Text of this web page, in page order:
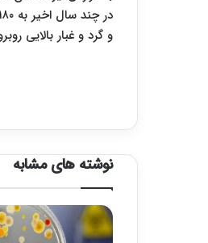
و گرد و غبار بالایی روبروست
نوشته های مشابه